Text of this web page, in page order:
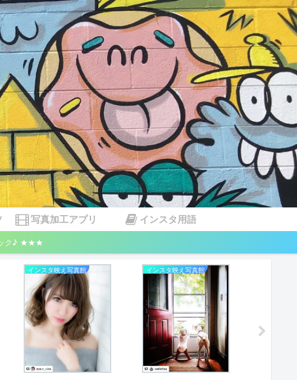
写真加工アプリ インスタ用語
ック♪ ★★★
インスタ映え写真館 インスタ映え写真館